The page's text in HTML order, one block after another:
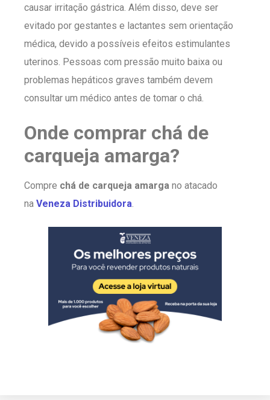
causar irritação gástrica. Além disso, deve ser
evitado por gestantes e lactantes sem orientação
médica, devido a possíveis efeitos estimulantes
uterinos. Pessoas com pressão muito baixa ou
problemas hepáticos graves também devem
consultar um médico antes de tomar o chá.
Onde comprar chá de
carqueja amarga?
Compre chá de carqueja amarga no atacado
na Veneza Distribuidora.